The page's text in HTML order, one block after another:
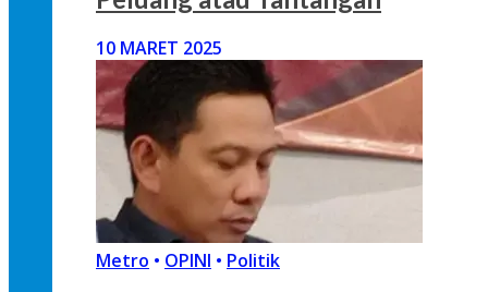
10 MARET 2025
Metro • OPINI • Politik